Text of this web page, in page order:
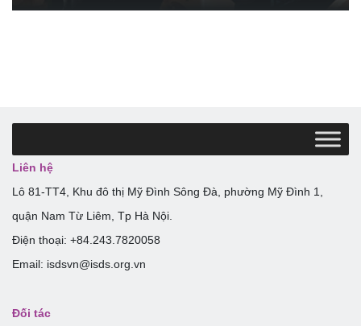
Liên hệ
Lô 81-TT4, Khu đô thị Mỹ Đình Sông Đà, phường Mỹ Đình 1,
quận Nam Từ Liêm, Tp Hà Nội.
Điện thoại: +84.243.7820058
Email: isdsvn@isds.org.vn
Đối tác